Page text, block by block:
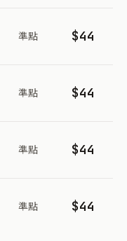
準點 $44
準點 $44
準點 $44
準點 $44